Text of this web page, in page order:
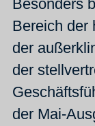
Besonders
Bereich der
der
der
der Mai-